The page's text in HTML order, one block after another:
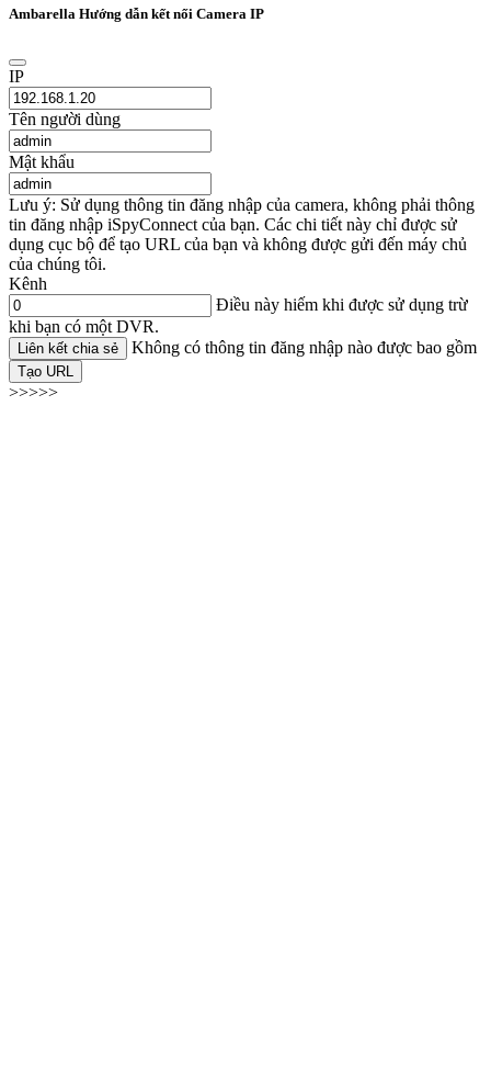
Ambarella Hướng dẫn kết nối Camera IP
IP
Tên người dùng
Mật khẩu
Lưu ý: Sử dụng thông tin đăng nhập của camera, không phải thông
tin đăng nhập iSpyConnect của bạn. Các chi tiết này chỉ được sử
dụng cục bộ để tạo URL của bạn và không được gửi đến máy chủ
của chúng tôi.
Kênh
Điều này hiếm khi được sử dụng trừ
khi bạn có một DVR.
Liên kết chia sẻ Không có thông tin đăng nhập nào được bao gồm
Tạo URL
>>>>>